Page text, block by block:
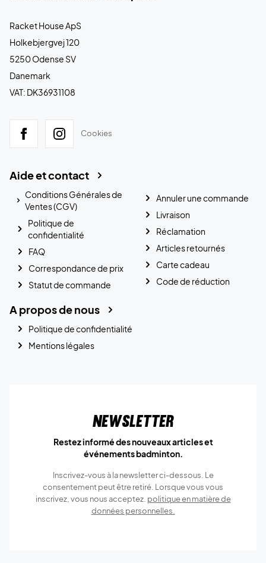
Racket House ApS
Holkebjergvej 120
5250 Odense SV
Danemark
VAT: DK36931108
Cookies
Aide et contact
Conditions Générales de
Ventes (CGV)
Politique de
confidentialité
FAQ
Correspondance de prix
Statut de commande
Annuler une commande
Livraison
Réclamation
Articles retournés
Carte cadeau
Code de réduction
A propos de nous
Politique de confidentialité
Mentions légales
Newsletter
Restez informé des nouveaux articles et
événements badminton.
Inscrivez-vous à la newsletter ci-dessous. Le
consentement peut être retiré. Lorsque vous vous
inscrivez, vous nous acceptez. politique en matière de
données personnelles.